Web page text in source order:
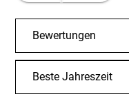
Bewertungen
Beste Jahreszeit